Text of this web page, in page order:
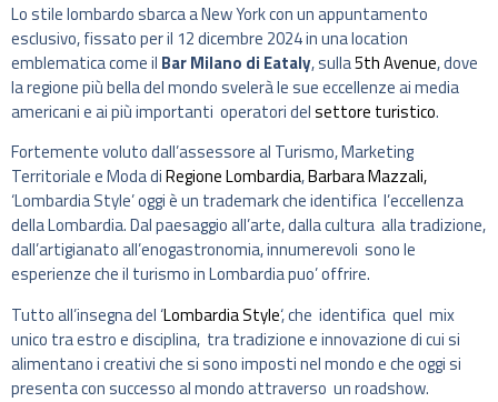
Lo stile lombardo sbarca a New York con un appuntamento
esclusivo, fissato per il 12 dicembre 2024 in una location
emblematica come il Bar Milano di Eataly, sulla5th Avenue, dove
la regione più bella del mondo svelerà le sue eccellenze ai media
americani e ai più importanti operatori delsettore turistico.
Fortemente voluto dall’assessore al Turismo, Marketing
Territoriale e Moda diRegione Lombardia,Barbara Mazzali,
‘Lombardia Style’ oggi è un trademark che identifica l’eccellenza
della Lombardia. Dal paesaggio all’arte, dalla cultura alla tradizione,
dall’artigianato all’enogastronomia, innumerevoli sono le
esperienze che il turismo in Lombardia puo’ offrire.
Tutto all’insegna del ‘Lombardia Style‘, che identifica quel mix
unico tra estro e disciplina, tra tradizione e innovazione di cui si
alimentano i creativi che si sono imposti nel mondo e che oggi si
presenta con successo al mondo attraverso un roadshow.